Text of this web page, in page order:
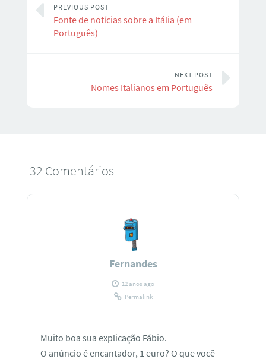
PREVIOUS POST
Fonte de notícias sobre a Itália (em
Português)
NEXT POST
Nomes Italianos em Português
32 Comentários
Fernandes
12 anos ago
Permalink
Muito boa sua explicação Fábio.
O anúncio é encantador, 1 euro? O que você